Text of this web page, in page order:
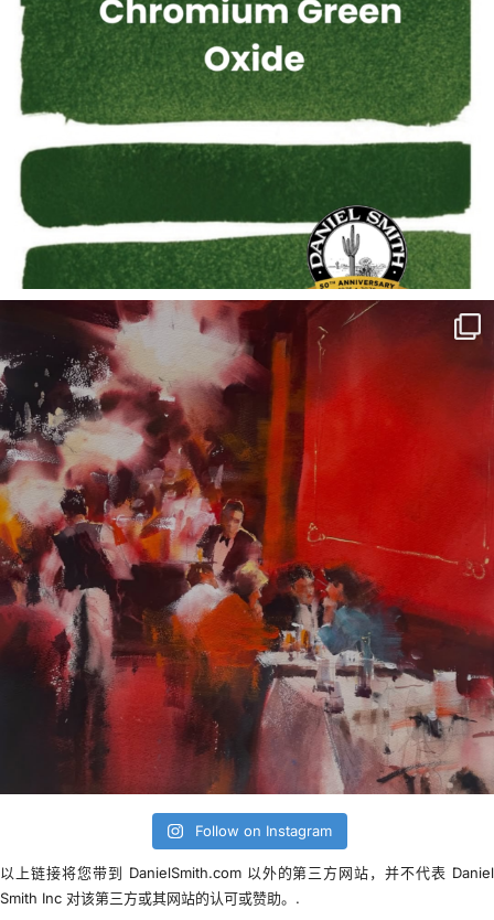
Follow on Instagram
以上链接将您带到 DanielSmith.com 以外的第三方网站，并不代表 Daniel
Smith Inc 对该第三方或其网站的认可或赞助。.